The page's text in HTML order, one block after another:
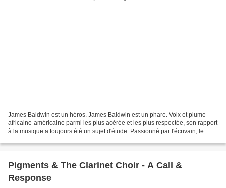
James Baldwin est un héros. James Baldwin est un phare. Voix et plume
africaine-américaine parmi les plus acérée et les plus respectée, son rapport
à la musique a toujours été un sujet d'étude. Passionné par l'écrivain, le
Pigments & The Clarinet Choir - A Call &
Response